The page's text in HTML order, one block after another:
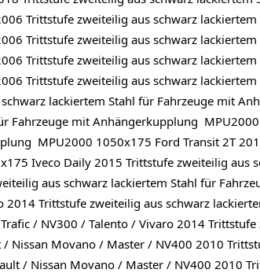
Trittstufe zweiteilig aus schwarz
Trittstufe zweiteilig aus schwarz
Trittstufe zweiteilig aus schwarz
Trittstufe zweiteilig aus schwarz
lackiertem Stahl für Fahrzeuge mit
Fahrzeuge mit Anhängerkupplung
MPU2000 1050x175 Ford Transit 2T
Iveco Daily 2015 Trittstufe zweiteilig aus
aus schwarz lackiertem Stahl für
Trittstufe zweiteilig aus schwarz
/ NV300 / Talento / Vivaro 2014
Movano / Master / NV400 2010
/ Nissan Movano / Master / NV400 2010